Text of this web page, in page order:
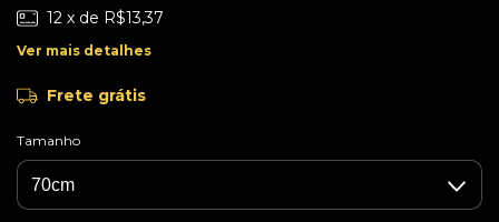
12 x de R$13,37
Ver mais detalhes
Frete grátis
Tamanho